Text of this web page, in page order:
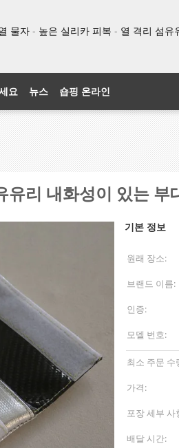
물자 - 높은 실리카 피복 - 열 격리 섬유
요 뉴스 숍핑 온라인
리 내화성이 있는 부
기본 정보
원래 장소:
브랜드 이름:
인증:
모델 번호:
최소 주문 수
가격:
포장 세부 사
배달 시간: